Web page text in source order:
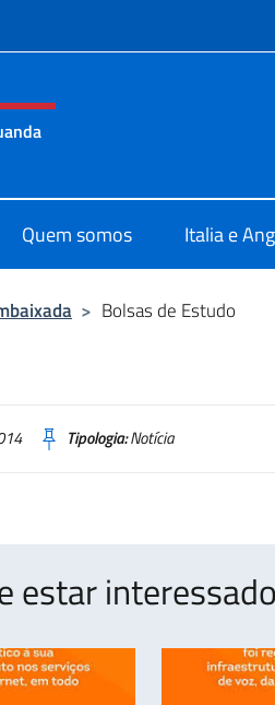
do menu
Quem somos Italia e
> Bolsas de Estudo
Tipologia:Notícia
estar